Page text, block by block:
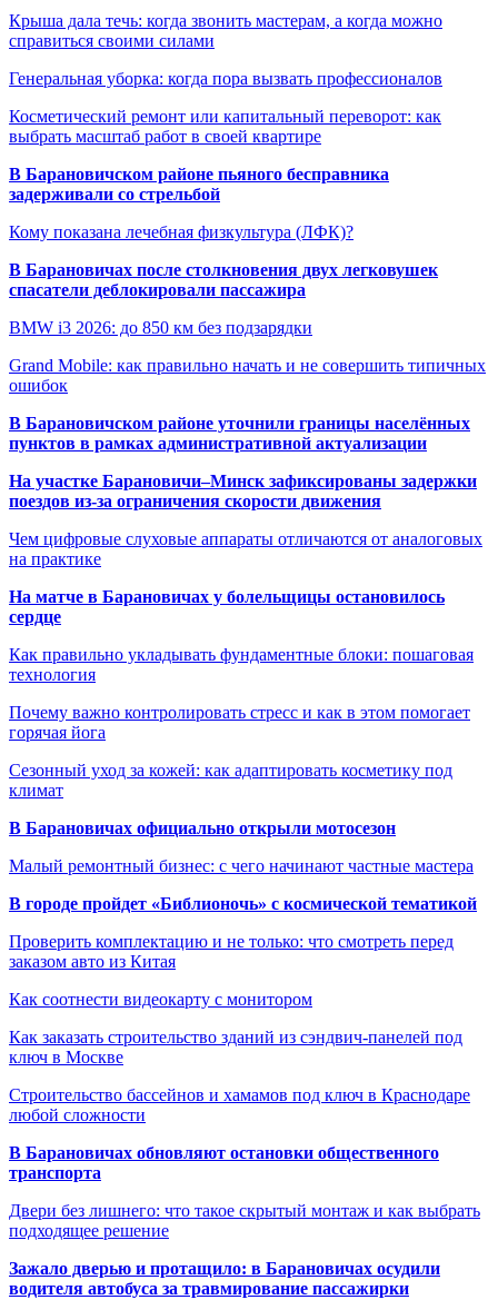
Крыша дала течь: когда звонить мастерам, а когда можно
справиться своими силами
Генеральная уборка: когда пора вызвать профессионалов
Косметический ремонт или капитальный переворот: как
выбрать масштаб работ в своей квартире
В Барановичском районе пьяного бесправника
задерживали со стрельбой
Кому показана лечебная физкультура (ЛФК)?
В Барановичах после столкновения двух легковушек
спасатели деблокировали пассажира
BMW i3 2026: до 850 км без подзарядки
Grand Mobile: как правильно начать и не совершить типичных
ошибок
В Барановичском районе уточнили границы населённых
пунктов в рамках административной актуализации
На участке Барановичи–Минск зафиксированы задержки
поездов из-за ограничения скорости движения
Чем цифровые слуховые аппараты отличаются от аналоговых
на практике
На матче в Барановичах у болельщицы остановилось
сердце
Как правильно укладывать фундаментные блоки: пошаговая
технология
Почему важно контролировать стресс и как в этом помогает
горячая йога
Сезонный уход за кожей: как адаптировать косметику под
климат
В Барановичах официально открыли мотосезон
Малый ремонтный бизнес: с чего начинают частные мастера
В городе пройдет «Библионочь» с космической тематикой
Проверить комплектацию и не только: что смотреть перед
заказом авто из Китая
Как соотнести видеокарту с монитором
Как заказать строительство зданий из сэндвич-панелей под
ключ в Москве
Строительство бассейнов и хамамов под ключ в Краснодаре
любой сложности
В Барановичах обновляют остановки общественного
транспорта
Двери без лишнего: что такое скрытый монтаж и как выбрать
подходящее решение
Зажало дверью и протащило: в Барановичах осудили
водителя автобуса за травмирование пассажирки